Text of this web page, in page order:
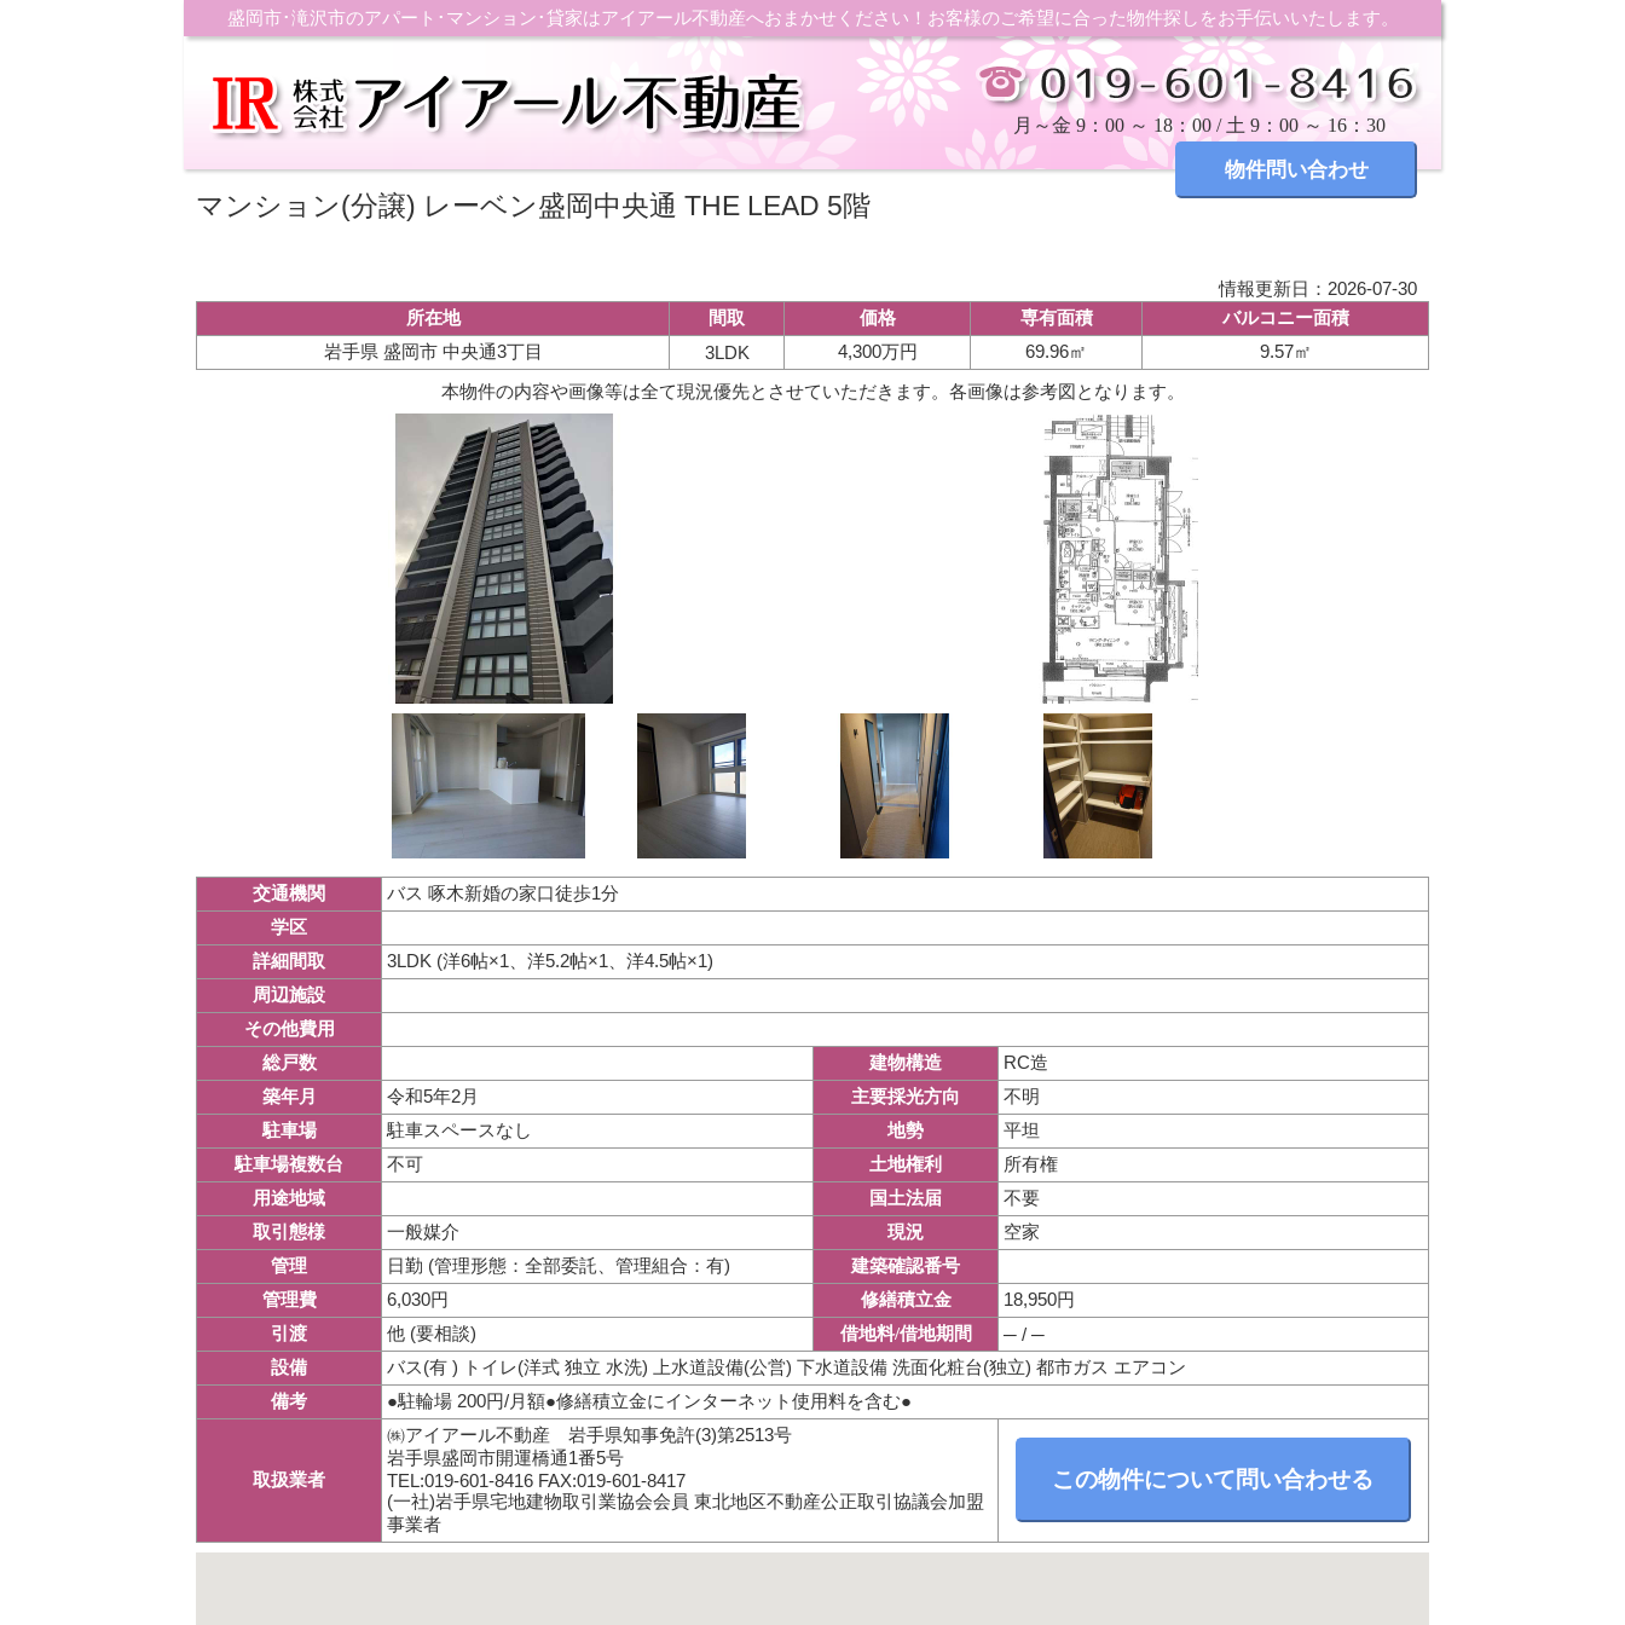
盛岡市･滝沢市のアパート･マンション･貸家はアイアール不動産へおまかせください！お客様のご希望に合った物件探しをお手伝いいたします。
月～金 9：00 ～ 18：00 / 土 9：00 ～ 16：30
マンション(分譲) レーベン盛岡中央通 THE LEAD 5階
情報更新日：2026-07-30
所在地 間取 価格 専有面積 バルコニー面積
岩手県 盛岡市 中央通3丁目 3LDK 4,300万円 69.96㎡
9.57㎡
本物件の内容や画像等は全て現況優先とさせていただきます。各画像は参考図となります。
交通機関 バス 啄木新婚の家口徒歩1分
学区
詳細間取
3LDK (洋6帖×1、洋5.2帖×1、洋4.5帖×1)
周辺施設
その他費用
総戸数
建物構造 RC造
築年月 令和5年2月 主要採光方向 不明
駐車場 駐車スペースなし 地勢 平坦
駐車場複数台 不可 土地権利 所有権
用途地域 国土法届 不要
取引態様 一般媒介 現況 空家
管理 日勤 (管理形態：全部委託、管理組合：有)
建築確認番号
管理費
6,030円 修繕積立金 18,950円
引渡 他 (要相談) 借地料/借地期間 ─ / ─
設備 バス(有 ) トイレ(洋式 独立 水洗) 上水道設備(公営) 下水道設備 洗面化粧台(独立) 都市ガス エアコン
備考 ●駐輪場 200円/月額●修繕積立金にインターネット使用料を含む●
取扱業者
㈱アイアール不動産 岩手県知事免許(3)第2513号
岩手県盛岡市開運橋通1番5号
TEL:019-601-8416 FAX:019-601-8417
(一社)岩手県宅地建物取引業協会会員 東北地区不動産公正取引協議会加盟
事業者